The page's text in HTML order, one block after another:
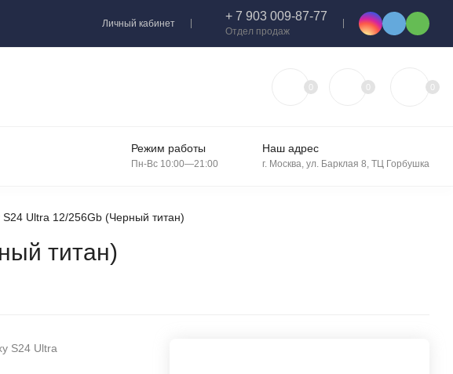
Личный кабинет
+ 7 903 009-87-77
Отдел продаж
0 0 0
Режим работы
Пн-Вс 10:00—21:00
Наш адрес
г. Москва, ул. Барклая 8, ТЦ Горбушка
Ultra 12/256Gb (Черный титан)
титан)
S24 Ultra